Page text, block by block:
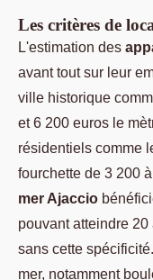
Les critères de
L'estimation des
avant tout sur leur
ville historique
et 6 200 euros le
résidentiels comme
fourchette de 3 200
mer Ajaccio
pouvant atteindre
sans cette
mer, notamment